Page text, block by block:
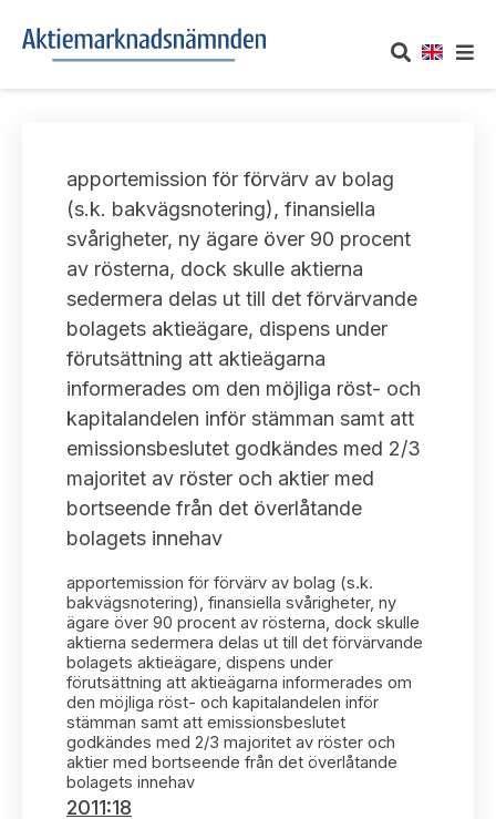
Om oss
Vårt uppdrag
Informationsgivning
Arbetssätt och jävsfrågor
Stadgar
Arbetsordning
Ledamöter
Huvudmän
Verksamhetsberättelser
Publikationer och anföranden
UTTALANDEN
Om nämndens uttalanden
Framställningar och konsultation
Uttalanden sorterade efter publiceringsdatum
Samtliga uttalanden sorterade årsvis
Uttalanden sorterade ämnesvis
Sök uttalanden
Avgifter
Prenumerera
TAKEOVER-REGLER
Takeover-regler för reglerade marknader och vissa
handelsplattformar
AKTUELLT
Nyheter och pressmeddelanden
Prenumerera
Bildarkiv
KONTAKT
Kontakt angående ansökningar och uttalanden
Kontakt administrativa ärenden
apportemission för förvärv av bolag
(s.k. bakvägsnotering), finansiella
svårigheter, ny ägare över 90 procent
av rösterna, dock skulle aktierna
sedermera delas ut till det förvärvande
bolagets aktieägare, dispens under
förutsättning att aktieägarna
informerades om den möjliga röst- och
kapitalandelen inför stämman samt att
emissionsbeslutet godkändes med 2/3
majoritet av röster och aktier med
bortseende från det överlåtande
bolagets innehav
apportemission för förvärv av bolag (s.k.
bakvägsnotering), finansiella svårigheter, ny
ägare över 90 procent av rösterna, dock skulle
aktierna sedermera delas ut till det förvärvande
bolagets aktieägare, dispens under
förutsättning att aktieägarna informerades om
den möjliga röst- och kapitalandelen inför
stämman samt att emissionsbeslutet
godkändes med 2/3 majoritet av röster och
aktier med bortseende från det överlåtande
bolagets innehav
2011:18